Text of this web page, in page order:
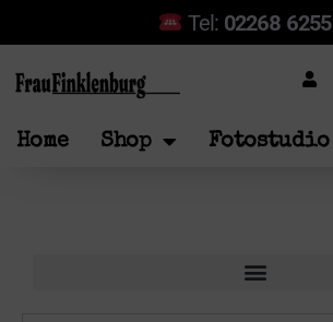
Tel: 02268 6255
Home Shop Fotostudio